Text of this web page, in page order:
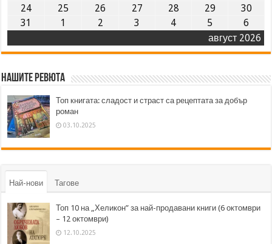
август 2026
24
25 26 27 28 29
30
31
1 2 3 4 5 6
Нашите ревюта
Топ книгата: сладост и страст са рецептата за добър
роман
03.10.2025
Най-нови Тагове
Топ 10 на „Хеликон” за най-продавани книги (6 октомври
– 12 октомври)
12.10.2025